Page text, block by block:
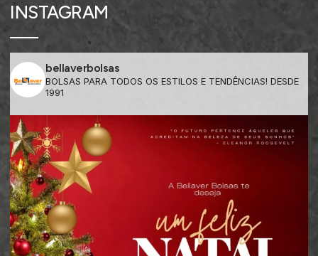
INSTAGRAM
bellaverbolsas
BOLSAS PARA TODOS OS ESTILOS E TENDÊNCIAS! DESDE
1991